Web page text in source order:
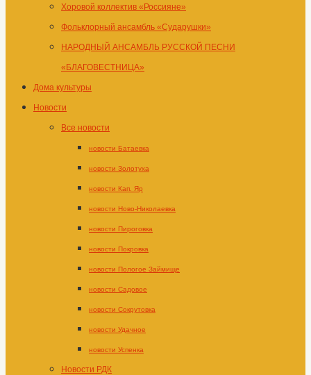
Хоровой коллектив «Россияне»
Фольклорный ансамбль «Сударушки»
НАРОДНЫЙ АНСАМБЛЬ РУССКОЙ ПЕСНИ
«БЛАГОВЕСТНИЦА»
Дома культуры
Новости
Все новости
новости Батаевка
новости Золотуха
новости Кап. Яр
новости Ново-Николаевка
новости Пироговка
новости Покровка
новости Пологое Займище
новости Садовое
новости Сокрутовка
новости Удачное
новости Успенка
Новости РДК